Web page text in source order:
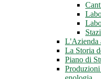
L'Azienda
La Storia
Piano di